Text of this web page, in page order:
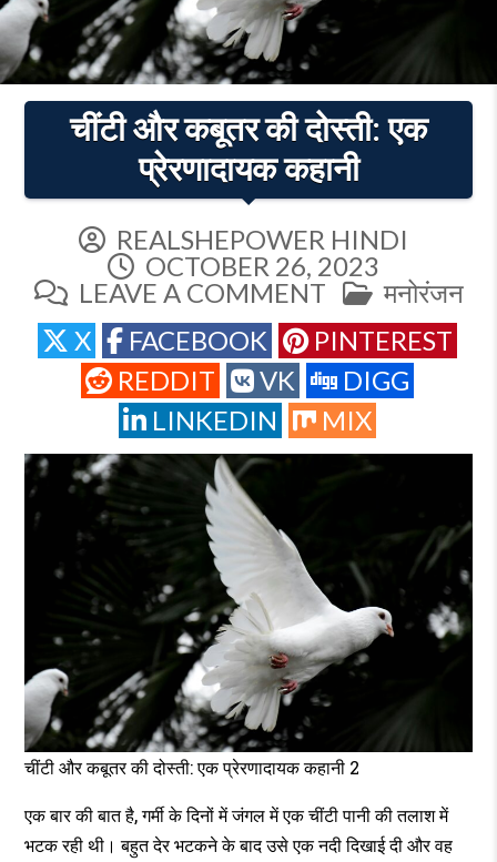
चींटी और कबूतर की दोस्ती: एक
प्रेरणादायक कहानी
REALSHEPOWER HINDI
OCTOBER 26, 2023
LEAVE A COMMENTON
चींटी
और
कबूतर
की
दोस्ती:
एक
प्रेरणादायक
POSTED
IN
मनोरंजन
X
FACEBOOK
PINTEREST
REDDIT
VK
DIGG
LINKEDIN
MIX
चींटी और कबूतर की दोस्ती: एक प्रेरणादायक कहानी 2
एक बार की बात है, गर्मी के दिनों में जंगल में एक चींटी पानी की तलाश में
भटक रही थी। बहुत देर भटकने के बाद उसे एक नदी दिखाई दी और वह